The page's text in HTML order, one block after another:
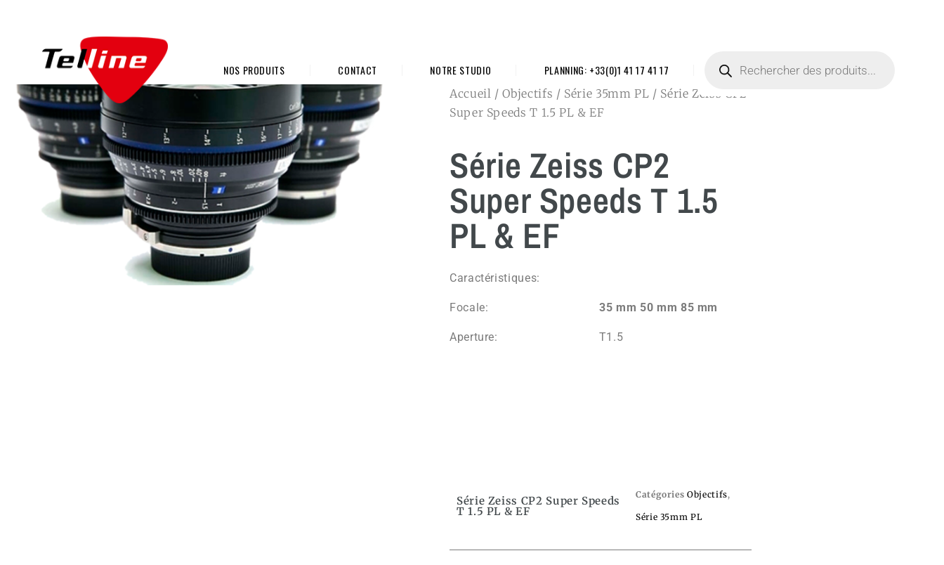
NOS PRODUITS CONTACT NOTRE STUDIO PLANNING: +33(0)1 41 17 41 17
Accueil /Objectifs / Série 35mm PL / Série Zeiss CP2
Super Speeds T 1.5 PL & EF
Série Zeiss CP2
Super Speeds T 1.5
PL & EF
Caractéristiques:
Focale: 35 mm 50 mm 85 mm
Aperture: T1.5
Série Zeiss CP2 Super Speeds
T 1.5 PL & EF
Catégories Objectifs,
Série 35mm PL